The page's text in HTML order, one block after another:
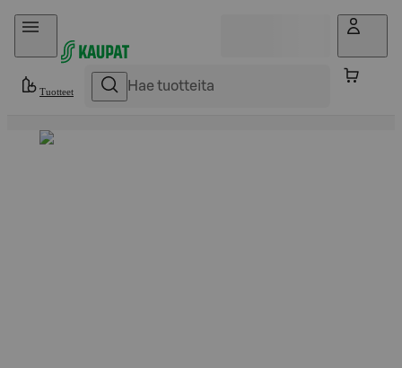
Hyppää sisältöön
Tuotteet